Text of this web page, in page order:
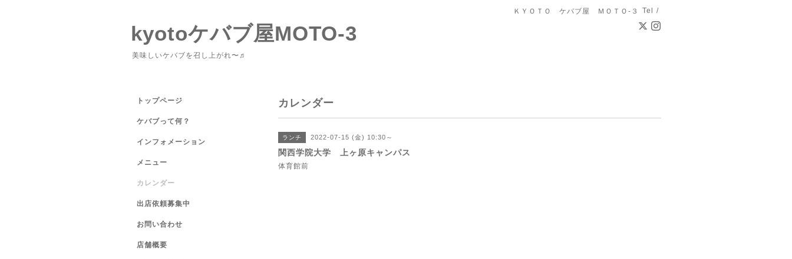
ＫＹＯＴＯ ケバブ屋 ＭＯＴＯ-３ Tel /
kyotoケバブ屋MOTO-3
美味しいケバブを召し上がれ〜♬
カレンダー
ランチ 2022-07-15 (金) 10:30～
関西学院大学 上ヶ原キャンパス
体育館前
トップページ
ケバブって何？
インフォメーション
メニュー
カレンダー
出店依頼募集中
お問い合わせ
店舗概要